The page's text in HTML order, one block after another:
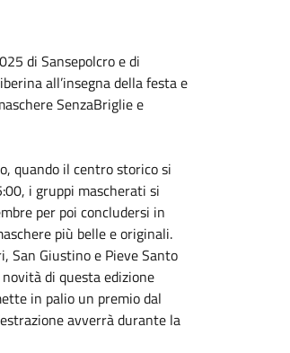
di Sansepolcro e di
all’insegna della festa e
SenzaBriglie e
quando il centro storico si
i gruppi mascherati si
per poi concludersi in
più belle e originali.
San Giustino e Pieve Santo
di questa edizione
in palio un premio dal
avverrà durante la